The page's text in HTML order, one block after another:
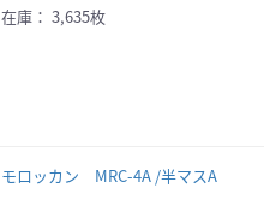
在庫： 3,635枚
モロッカン MRC-4A /半マスA